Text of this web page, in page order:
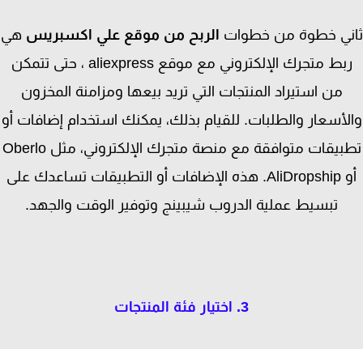
خطوة من خطواتالربح من موقع علي اكسبريسهي
ربط متجرك الإلكتروني مع موقع aliexpress ، حتى تتمكن
من استيراد المنتجات التي تريد بيعها ومزامنة المخزون
والطلبات. للقيام بذلك، يمكنك استخدام إضافات أو
تطبيقات متوافقة مع منصة متجرك الإلكتروني، مثل Oberlo
أو AliDropship. هذه الإضافات أو التطبيقات تساعدك على
تبسيط عملية الدروب شيبينج وتوفير الوقت والجهد.